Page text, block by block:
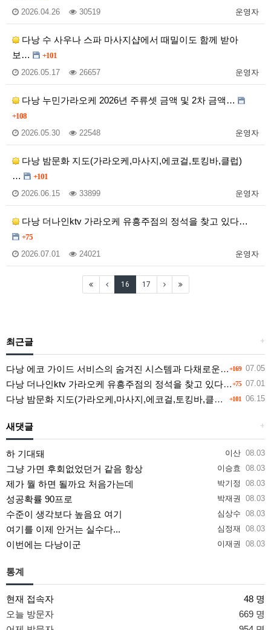
운영자
2026.04.26 30519
다낭 수 사우나 스파 마사지샵에서 때밀이도 함께 받아
보…
+101
운영자
2026.05.17 26657
다낭 누민가라오케 2026년 주류셋 금액 및 2차 금액…
+108
운영자
2026.05.30 22548
다낭 밤문화 지도(가라오케,마사지,에코걸,토킹바,클럽)
…
+101
운영자
2026.06.15 33899
다낭 더나인ktv 가라오케 유흥주점의 정석을 찾고 있다…
+75
운영자
2026.07.01 24021
16 17
+
최근글
+169 07.05
다낭 에코 가이드 서비스의 숨겨진 시스템과 다채로운 인력 풀의 진실
+75 07.01
다낭 더나인ktv 가라오케 유흥주점의 정석을 찾고 있다면 여기
+101 06.15
다낭 밤문화 지도(가라오케,마사지,에코걸,토킹바,클럽) 유흥별 가격 및 후기공유
+
새댓글
이산 08.03
하 기대돼
이승효 08.03
그냥 가면 후회없었던거 같음 항상
박기정 08.03
제가 뭘 하면 될까요 처음가는데
박재권 08.03
성공확률 90프로
심상수 08.03
수준이 생각보다 높음요 여기
심정재 08.03
여기를 이제 안거는 실수다...
이재권 08.03
이번에는 다낭이군
통계
현재 접속자
48 명
오늘 방문자
669 명